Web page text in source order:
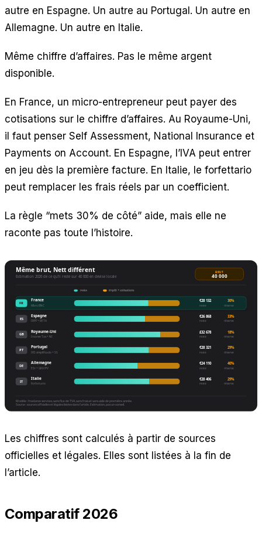
autre en Espagne. Un autre au Portugal. Un autre en
Allemagne. Un autre en Italie.
Même chiffre d’affaires. Pas le même argent
disponible.
En France, un micro-entrepreneur peut payer des
cotisations sur le chiffre d’affaires. Au Royaume-Uni,
il faut penser Self Assessment, National Insurance et
Payments on Account. En Espagne, l’IVA peut entrer
en jeu dès la première facture. En Italie, le forfettario
peut remplacer les frais réels par un coefficient.
La règle “mets 30% de côté” aide, mais elle ne
raconte pas toute l’histoire.
Les chiffres sont calculés à partir de sources
officielles et légales. Elles sont listées à la fin de
l’article.
Comparatif 2026